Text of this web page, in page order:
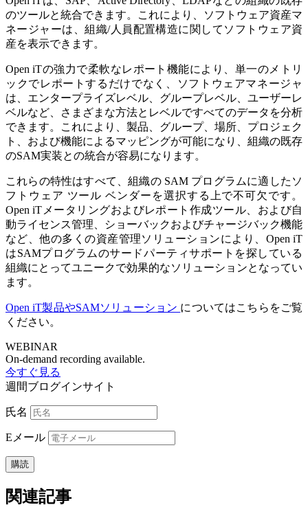
のツールと統合できます。これにより、ソフトウェア資産マ
ネージャーは、組織/人員配置構造に関してソフトウェア資
産を表示できます。
Open iTの強力で柔軟なレポート機能により、単一のメトリ
ックでレポートするだけでなく、ソフトウェアマネージャ
は、エンタープライズレベル、グループレベル、ユーザーレ
ベルなど、さまざまな方法とレベルですべてのデータを分析
できます。これにより、製品、グループ、場所、プロジェク
ト、および機能によるマッピングが可能になり、組織の既存
のSAM実装との統合が容易になります。
これらの特性はすべて、組織の SAM プログラムに適したソ
フトウェア ツール ベンダーを選択する上で不可欠です。
Open iTメータリングおよびレポート作成ツール、および自
動ライセンス管理、ショーバックおよびチャージバック機能
など、他の多くの資産管理ソリューションにより、Open iT
はSAMプログラムのサードパーティサポートを探している
組織にとってユニークで効果的なソリューションとなってい
ます。
Open iT製品やSAMソリューション についてはこちらをご覧
ください。
WEBINAR
On-demand recording available.
今すぐ見る
週間ブログインサイト
氏名
E メール
関連記事